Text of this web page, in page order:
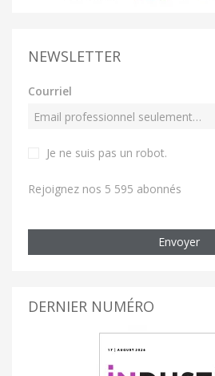
NEWSLETTER
Courriel
Je ne suis pas un robot.
Rejoignez nos 5 595 abonnés
Envoyer
DERNIER NUMÉRO